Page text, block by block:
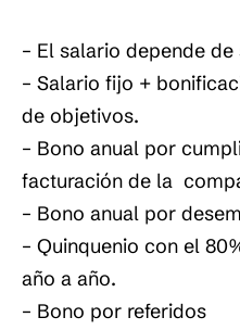
– El salario depende
– Salario fijo +
de objetivos.
– Bono anual por
facturación de la
– Bono anual por
– Quinquenio con el
año a año.
– Bono por referidos